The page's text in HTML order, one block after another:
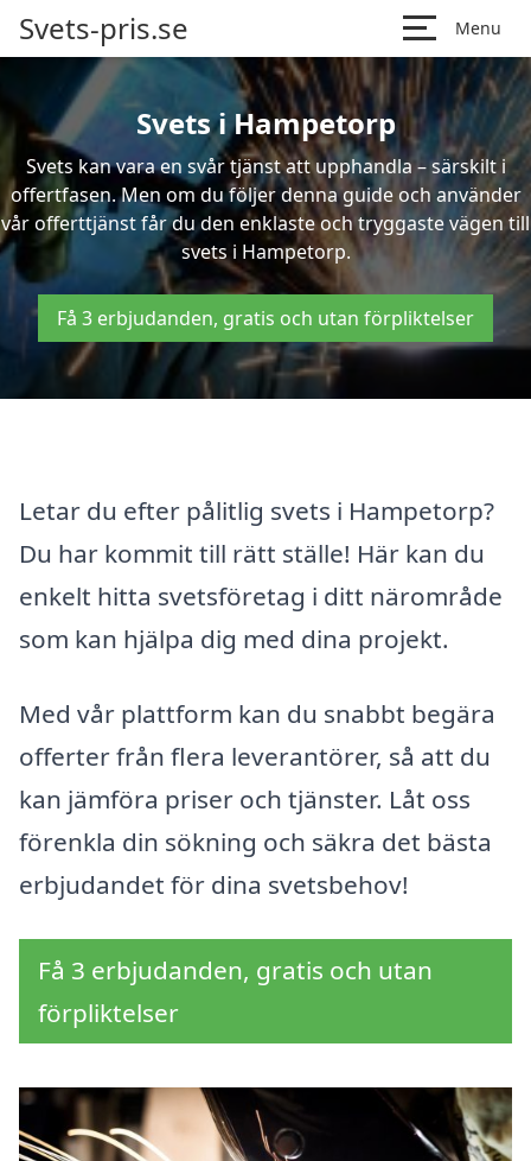
Svets-pris.se Menu
Svets i Hampetorp
Svets kan vara en svår tjänst att upphandla – särskilt i
offertfasen. Men om du följer denna guide och använder
vår offerttjänst får du den enklaste och tryggaste vägen till
svets i Hampetorp.
Få 3 erbjudanden, gratis och utan förpliktelser
Letar du efter pålitlig svets i Hampetorp?
Du har kommit till rätt ställe! Här kan du
enkelt hitta svetsföretag i ditt närområde
som kan hjälpa dig med dina projekt.
Med vår plattform kan du snabbt begära
offerter från flera leverantörer, så att du
kan jämföra priser och tjänster. Låt oss
förenkla din sökning och säkra det bästa
erbjudandet för dina svetsbehov!
Få 3 erbjudanden, gratis och utan
förpliktelser